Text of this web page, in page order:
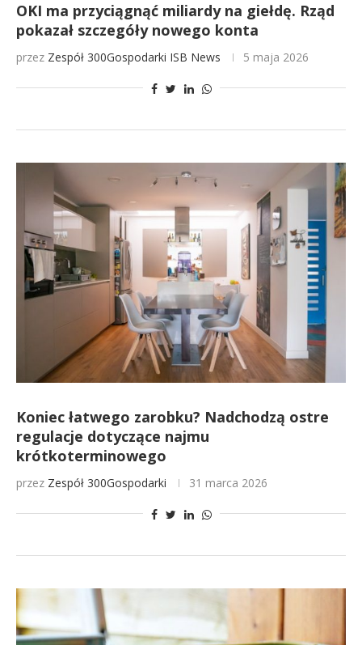
OKI ma przyciągnąć miliardy na giełdę. Rząd
pokazał szczegóły nowego konta
przez Zespół 300Gospodarki ISB News 5 maja 2026
Koniec łatwego zarobku? Nadchodzą ostre
regulacje dotyczące najmu
krótkoterminowego
przez Zespół 300Gospodarki 31 marca 2026